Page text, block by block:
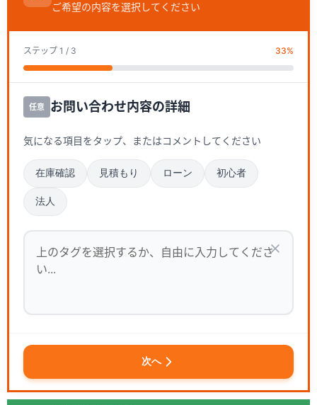
ご希望の内容を選択してください
ステップ 1 / 3 33%
任意 お問い合わせ内容の詳細
気になる項目をタップ、またはコメントしてください
在庫確認 見積もり ローン 初心者
法人
次へ